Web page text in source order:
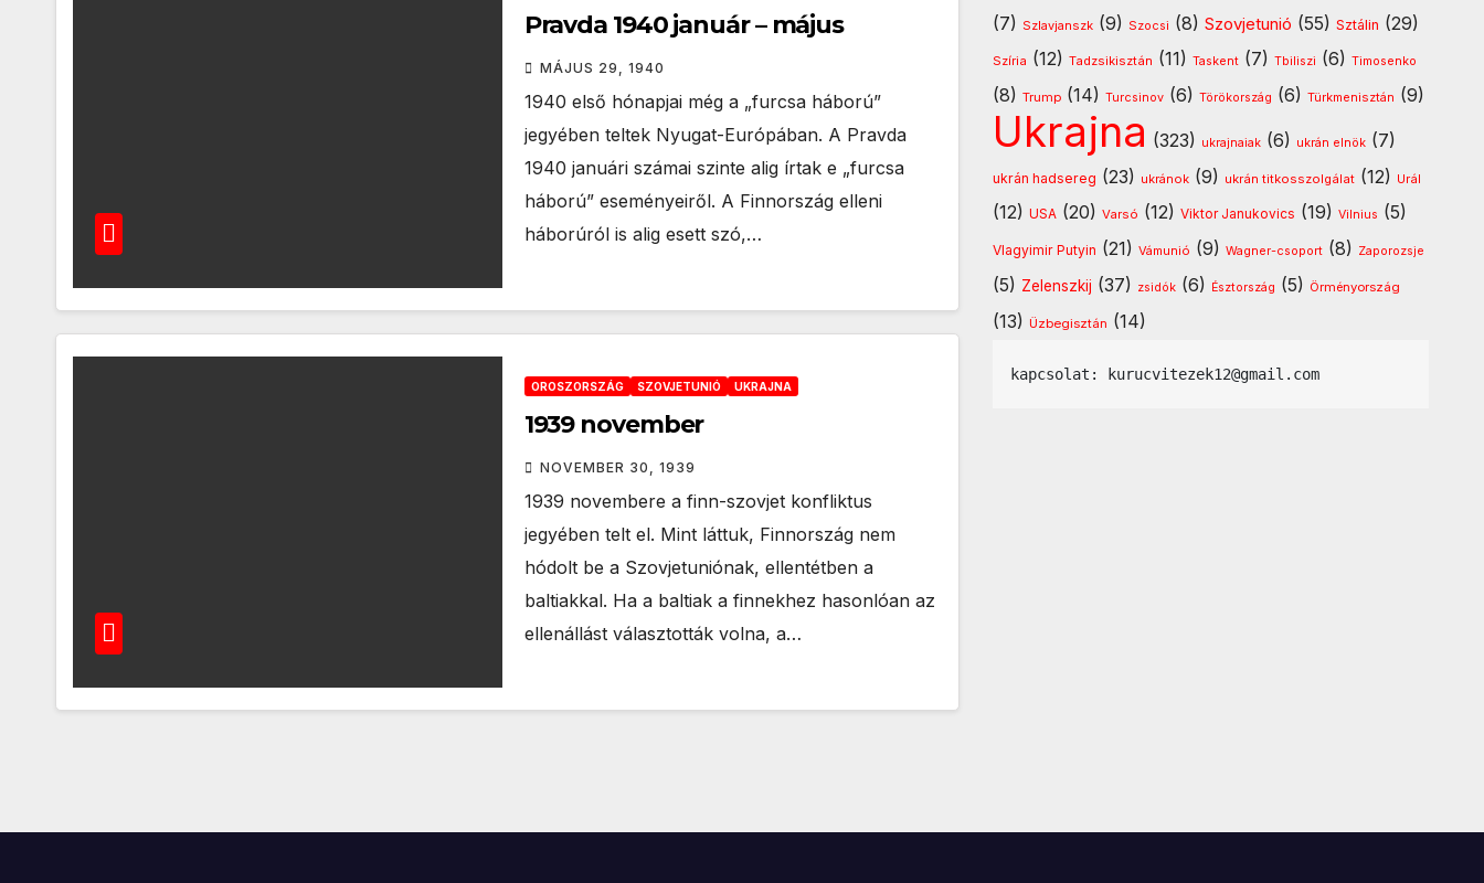
Pravda 1940 január – május
MÁJUS 29, 1940
1940 első hónapjai még a „furcsa háború”
jegyében teltek Nyugat-Európában. A Pravda
1940 januári számai szinte alig írtak e „furcsa
háború” eseményeiről. A Finnország elleni
háborúról is alig esett szó,…
OROSZORSZÁG SZOVJETUNIÓ UKRAJNA
1939 november
NOVEMBER 30, 1939
1939 novembere a finn-szovjet konfliktus
jegyében telt el. Mint láttuk, Finnország nem
hódolt be a Szovjetuniónak, ellentétben a
baltiakkal. Ha a baltiak a finnekhez hasonlóan az
ellenállást választották volna, a…
(7) Szlavjanszk (9) Szocsi (8)Szovjetunió (55)Sztálin (29)
Szíria (12)Tadzsikisztán (11)Taskent (7)Tbiliszi (6)Timosenko
(8)Trump (14)Turcsinov (6)Törökország (6)Türkmenisztán (9)
Ukrajna (323) ukrajnaiak (6) ukrán elnök (7)
ukrán hadsereg (23) ukránok (9) ukrán titkosszolgálat (12) Urál
(12)USA (20)Varsó (12)Viktor Janukovics (19)Vilnius (5)
Vlagyimir Putyin (21)Vámunió (9)Wagner-csoport (8) Zaporozsje
(5) Zelenszkij (37) zsidók (6) Észtország (5) Örményország
(13) Üzbegisztán (14)
kapcsolat: kurucvitezek12@gmail.com